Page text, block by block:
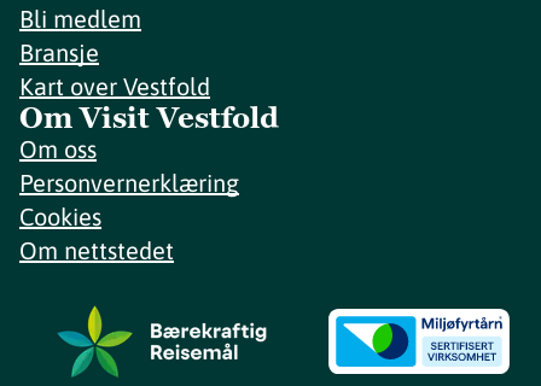
Bli medlem
Bransje
Kart over Vestfold
Om Visit Vestfold
Om oss
Personvernerklæring
Cookies
Om nettstedet